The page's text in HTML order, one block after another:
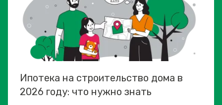
Ипотека на строительство дома в
2026 году: что нужно знать